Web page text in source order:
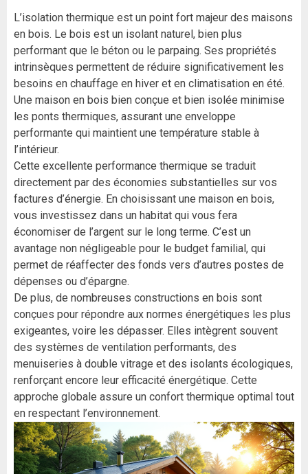
L’isolation thermique est un point fort majeur des maisons
en bois. Le bois est un isolant naturel, bien plus
performant que le béton ou le parpaing. Ses propriétés
intrinsèques permettent de réduire significativement les
besoins en chauffage en hiver et en climatisation en été.
Une maison en bois bien conçue et bien isolée minimise
les ponts thermiques, assurant une enveloppe
performante qui maintient une température stable à
l’intérieur.
Cette excellente performance thermique se traduit
directement par des économies substantielles sur vos
factures d’énergie. En choisissant une maison en bois,
vous investissez dans un habitat qui vous fera
économiser de l’argent sur le long terme. C’est un
avantage non négligeable pour le budget familial, qui
permet de réaffecter des fonds vers d’autres postes de
dépenses ou d’épargne.
De plus, de nombreuses constructions en bois sont
conçues pour répondre aux normes énergétiques les plus
exigeantes, voire les dépasser. Elles intègrent souvent
des systèmes de ventilation performants, des
menuiseries à double vitrage et des isolants écologiques,
renforçant encore leur efficacité énergétique. Cette
approche globale assure un confort thermique optimal tout
en respectant l’environnement.